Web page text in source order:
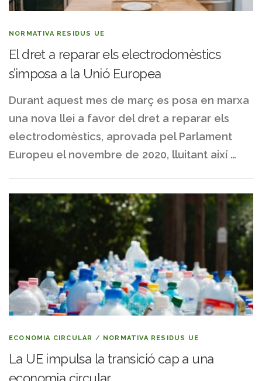
NORMATIVA RESIDUS UE
El dret a reparar els electrodomèstics
s’imposa a la Unió Europea
Durant aquest mes de març es posa en marxa
una nova llei a favor del dret a reparar els
electrodomèstics, aprovada pel Parlament
Europeu el novembre de 2020, lluitant així …
ECONOMIA CIRCULAR / NORMATIVA RESIDUS UE
La UE impulsa la transició cap a una